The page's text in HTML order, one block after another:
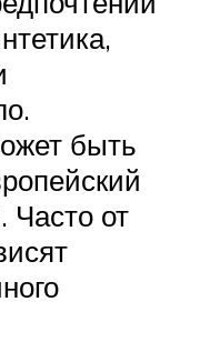
быть
Часто от